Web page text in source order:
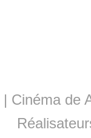
| Cinéma de